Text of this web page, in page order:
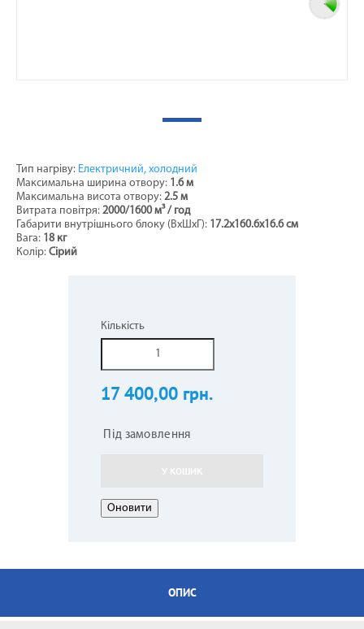
Тип нагріву: Електричний, холодний
Максимальна ширина отвору: 1.6 м
Максимальна висота отвору: 2.5 м
Витрата повітря: 2000/1600м³ / год
Габарити внутрішнього блоку (ВхШхГ): 17.2х160.6х16.6 см
Вага: 18 кг
Колір: Сірий
Кількість
17 400,00 грн.
Під замовлення
У КОШИК
ОПИС